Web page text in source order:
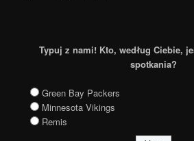
Typuj z nami! Kto, według Ciebie,
spotkania?
Green Bay Packers
Minnesota Vikings
Remis